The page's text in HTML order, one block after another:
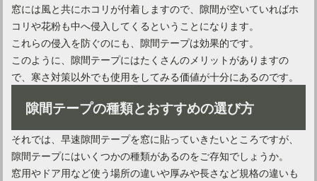
自分好みのスツールを作ろう！木製なら簡単にDIYできる！
窓には風と共にホコリが付着しますので、隙間が空いていればホ
コリや花粉も中へ侵入してくるということになります。
これらの侵入を防ぐのにも、隙間テープは効果的です。
このように、隙間テープにはたくさんのメリットがありますの
で、寒さ対策以外でも使用をしてみる価値が十分にあるのです。
隙間テープの種類とおすすめの選び方
それでは、早速隙間テープを窓に貼っていきたいところですが、
隙間テープにはいくつかの種類があるのをご存知でしょうか。
窓用やドア用など使う場所の違いや厚みや長さなど規格の違いも